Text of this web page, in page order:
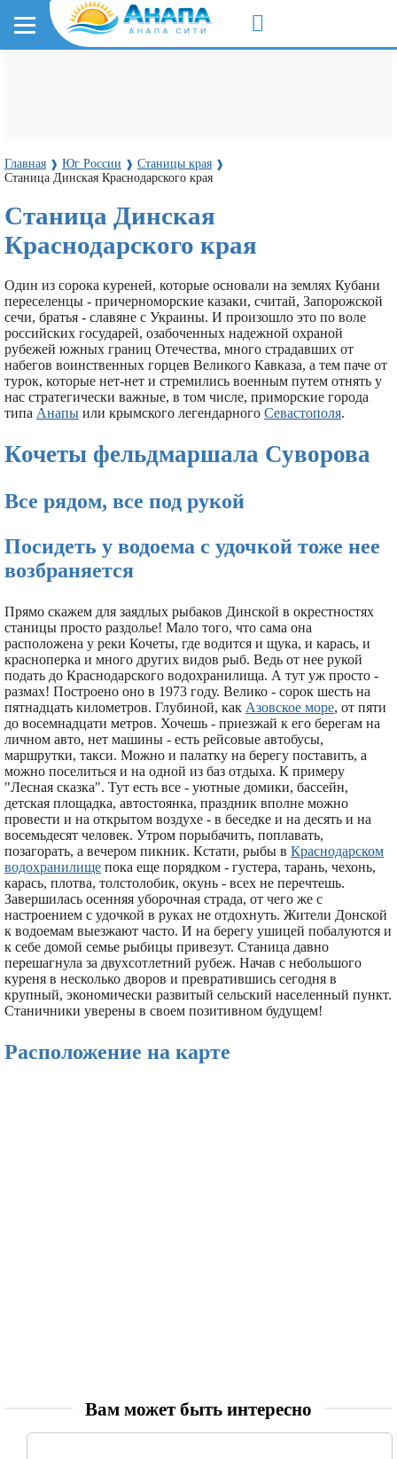
Главная ❱ Юг России ❱ Станицы края ❱
Станица Динская Краснодарского края
Станица Динская
Краснодарского края
Один из сорока куреней, которые основали на землях Кубани
переселенцы - причерноморские казаки, считай, Запорожской
сечи, братья - славяне с Украины. И произошло это по воле
российских государей, озабоченных надежной охраной
рубежей южных границ Отечества, много страдавших от
набегов воинственных горцев Великого Кавказа, а тем паче от
турок, которые нет-нет и стремились военным путем отнять у
нас стратегически важные, в том числе, приморские города
типа Анапы или крымского легендарного Севастополя.
Кочеты фельдмаршала Суворова
Все рядом, все под рукой
Посидеть у водоема с удочкой тоже нее
возбраняется
Прямо скажем для заядлых рыбаков Динской в окрестностях
станицы просто раздолье! Мало того, что сама она
расположена у реки Кочеты, где водится и щука, и карась, и
красноперка и много других видов рыб. Ведь от нее рукой
подать до Краснодарского водохранилища. А тут уж просто -
размах! Построено оно в 1973 году. Велико - сорок шесть на
пятнадцать километров. Глубиной, как Азовское море, от пяти
до восемнадцати метров. Хочешь - приезжай к его берегам на
личном авто, нет машины - есть рейсовые автобусы,
маршрутки, такси. Можно и палатку на берегу поставить, а
можно поселиться и на одной из баз отдыха. К примеру
"Лесная сказка". Тут есть все - уютные домики, бассейн,
детская площадка, автостоянка, праздник вполне можно
провести и на открытом воздухе - в беседке и на десять и на
восемьдесят человек. Утром порыбачить, поплавать,
позагорать, а вечером пикник. Кстати, рыбы в Краснодарском
водохранилище пока еще порядком - густера, тарань, чехонь,
карась, плотва, толстолобик, окунь - всех не перечтешь.
Завершилась осенняя уборочная страда, от чего же с
настроением с удочкой в руках не отдохнуть. Жители Донской
к водоемам выезжают часто. И на берегу ушицей побалуются и
к себе домой семье рыбицы привезут. Станица давно
перешагнула за двухсотлетний рубеж. Начав с небольшого
куреня в несколько дворов и превратившись сегодня в
крупный, экономически развитый сельский населенный пункт.
Станичники уверены в своем позитивном будущем!
Расположение на карте
Вам может быть интересно